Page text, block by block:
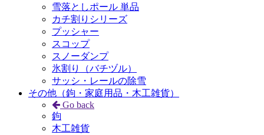
雪落としポール 単品
カチ割りシリーズ
プッシャー
スコップ
スノーダンプ
氷割り（バチヅル）
サッシ・レールの除雪
その他（鉤・家庭用品・木工雑貨）
Go back
鉤
木工雑貨